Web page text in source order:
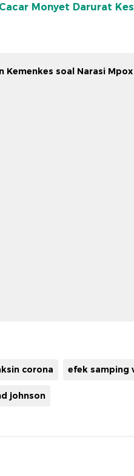
Monyet Darurat
Kemenkes soal Narasi
corona efek samping
johnson